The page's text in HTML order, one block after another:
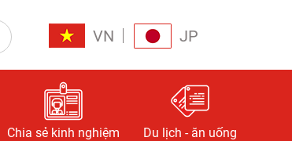
VN JP
Chia sẻ kinh nghiệm Du lịch - ăn uống